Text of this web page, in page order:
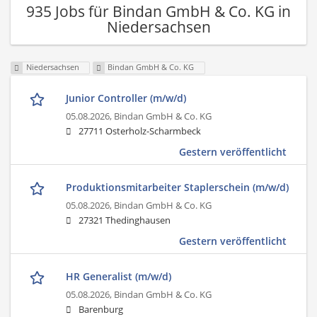
935 Jobs für Bindan GmbH & Co. KG in
Niedersachsen
Niedersachsen Bindan GmbH & Co. KG
Junior Controller (m/w/d)
05.08.2026, Bindan GmbH & Co. KG
27711 Osterholz-Scharmbeck
Gestern veröffentlicht
Produktionsmitarbeiter Staplerschein (m/w/d)
05.08.2026, Bindan GmbH & Co. KG
27321 Thedinghausen
Gestern veröffentlicht
HR Generalist (m/w/d)
05.08.2026, Bindan GmbH & Co. KG
Barenburg